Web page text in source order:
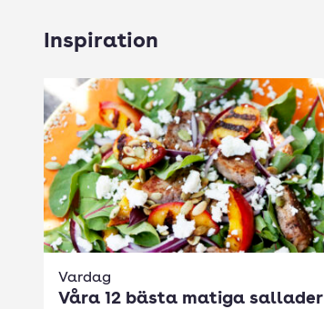
Inspiration
Vardag
Våra 12 bästa matiga sallader